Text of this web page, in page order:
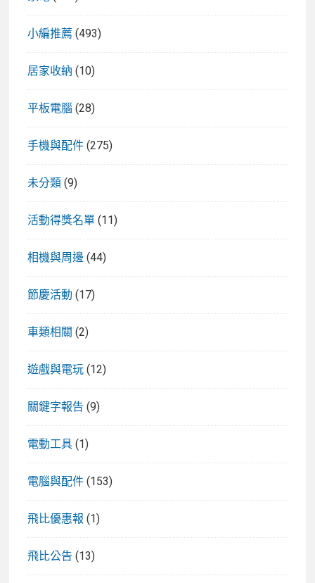
小編推薦 (493)
居家收納 (10)
平板電腦 (28)
手機與配件 (275)
未分類 (9)
活動得獎名單 (11)
相機與周邊 (44)
節慶活動 (17)
車類相關 (2)
遊戲與電玩 (12)
關鍵字報告 (9)
電動工具 (1)
電腦與配件 (153)
飛比優惠報 (1)
飛比公告 (13)